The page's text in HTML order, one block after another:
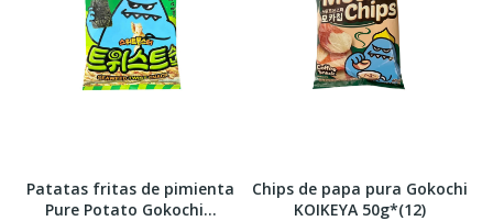
Patatas fritas de pimienta
Pure Potato Gokochi...
Chips de papa pura Gokochi
KOIKEYA 50g*(12)